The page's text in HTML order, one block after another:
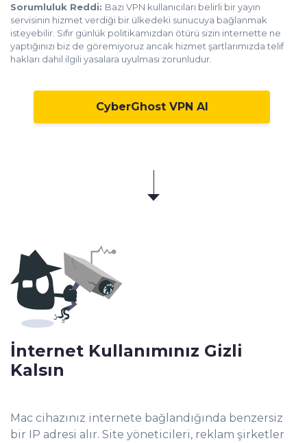
Sorumluluk Reddi: Bazı VPN kullanıcıları belirli bir yayın
servisinin hizmet verdiği bir ülkedeki sunucuya bağlanmak
isteyebilir. Sıfır günlük politikamızdan ötürü sizin internette ne
yaptığınızı biz de göremiyoruz ancak hizmet şartlarımızda telif
hakları dahil ilgili yasalara uyulması zorunludur.
CyberGhost VPN Al
İnternet Kullanımınız Gizli
Kalsın
Mac cihazınız internete bağlandığında benzersiz
bir IP adresi alır. Site yöneticileri, reklam şirketler